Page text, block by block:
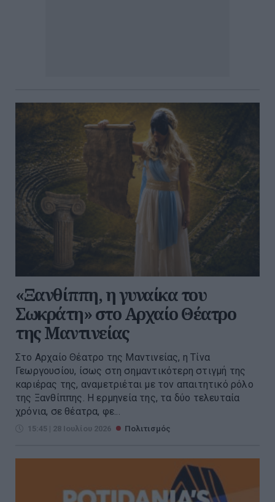
«Ξανθίππη, η γυναίκα του
Σωκράτη» στο Αρχαίο Θέατρο
της Μαντινείας
Στο Αρχαίο Θέατρο της Μαντινείας, η Τίνα
Γεωργουσίου, ίσως στη σημαντικότερη στιγμή της
καριέρας της, αναμετριέται με τον απαιτητικό ρόλο
της Ξανθίππης. Η ερμηνεία της, τα δύο τελευταία
χρόνια, σε θέατρα, φε...
15:45 | 28 Ιουλίου 2026 Πολιτισμός